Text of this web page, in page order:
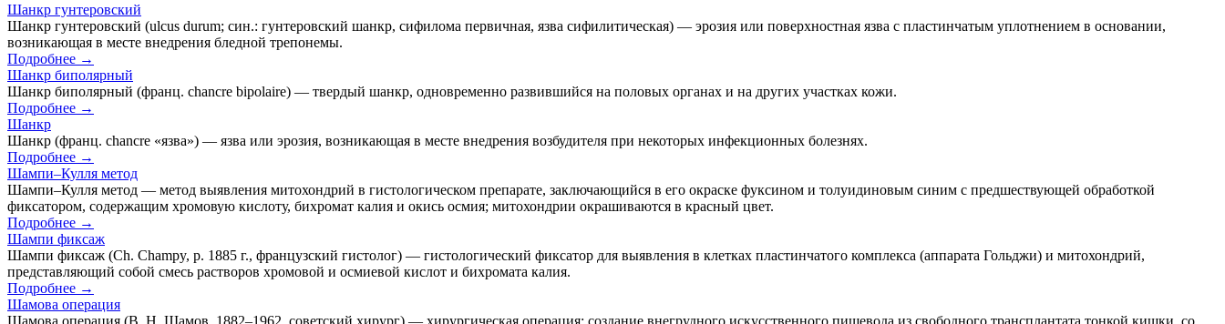
Шанкр гунтеровский
Шанкр гунтеровский (ulcus durum; син.: гунтеровский шанкр, сифилома первичная, язва сифилитическая) — эрозия или поверхностная язва с пластинчатым уплотнением в основании,
возникающая в месте внедрения бледной трепонемы.
Подробнее →
Шанкр биполярный
Шанкр биполярный (франц. chancre bipolaire) — твердый шанкр, одновременно развившийся на половых органах и на других участках кожи.
Подробнее →
Шанкр
Шанкр (франц. chancre «язва») — язва или эрозия, возникающая в месте внедрения возбудителя при некоторых инфекционных болезнях.
Подробнее →
Шампи–Кулля метод
Шампи–Кулля метод — метод выявления митохондрий в гистологическом препарате, заключающийся в его окраске фуксином и толуидиновым синим с предшествующей обработкой
фиксатором, содержащим хромовую кислоту, бихромат калия и окись осмия; митохондрии окрашиваются в красный цвет.
Подробнее →
Шампи фиксаж
Шампи фиксаж (Ch. Champy, р. 1885 г., французский гистолог) — гистологический фиксатор для выявления в клетках пластинчатого комплекса (аппарата Гольджи) и митохондрий,
представляющий собой смесь растворов хромовой и осмиевой кислот и бихромата калия.
Подробнее →
Шамова операция
Шамова операция (В. Н. Шамов, 1882–1962, советский хирург) — хирургическая операция: создание внегрудного искусственного пищевода из свободного трансплантата тонкой кишки, со